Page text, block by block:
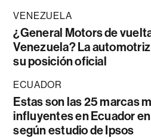
VENEZUELA
¿General Motors de
Venezuela? La
su posición oficial
ECUADOR
Estas son las 25 marcas
influyentes en Ecuador
según estudio de Ipsos